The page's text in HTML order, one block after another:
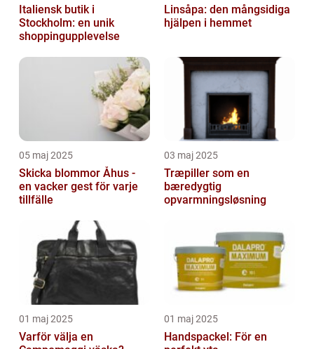
Italiensk butik i
Stockholm: en unik
shoppingupplevelse
Linsåpa: den mångsidiga
hjälpen i hemmet
05 maj 2025
Skicka blommor Åhus -
en vacker gest för varje
tillfälle
03 maj 2025
Træpiller som en
bæredygtig
opvarmningsløsning
01 maj 2025
Varför välja en
01 maj 2025
Handspackel: För en